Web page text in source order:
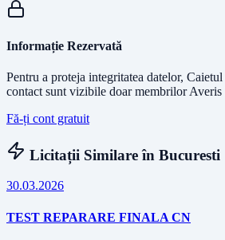
Informație Rezervată
Pentru a proteja integritatea datelor,
contact sunt vizibile doar membrilor Averis
Fă-ți cont gratuit
Licitații Similare în Bucuresti
30.03.2026
TEST REPARARE FINALA CN